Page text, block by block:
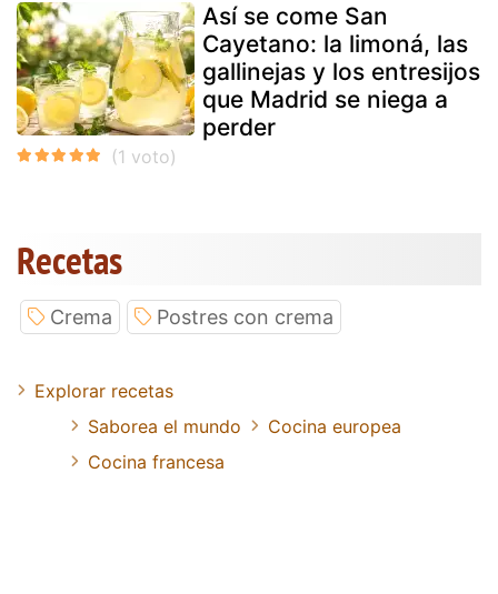
Así se come San
Cayetano: la limoná, las
gallinejas y los entresijos
que Madrid se niega a
perder
Recetas
Crema Postres con crema
Explorar recetas
Saborea el mundo
Cocina europea
Cocina francesa